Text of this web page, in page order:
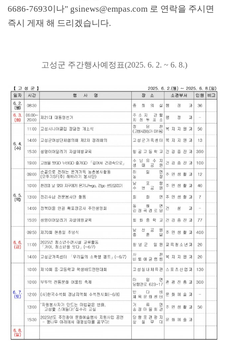
6686-7693이나" gsinews@empas.com 로 연락을 주시면
즉시 게재 해 드리겠습니다.
고성군 주간행사예정표(2025. 6. 2. ~ 6. 8.)